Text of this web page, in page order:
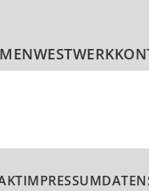
WESTWERK
IMPRESSUM